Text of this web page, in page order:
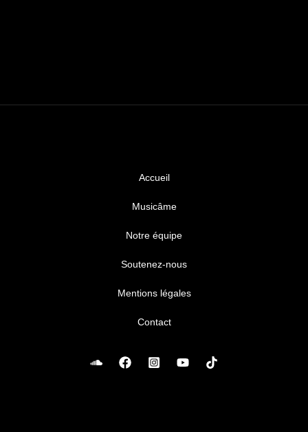
Accueil
Musicâme
Notre équipe
Soutenez-nous
Mentions légales
Contact